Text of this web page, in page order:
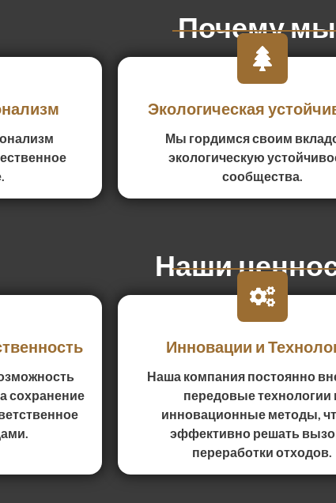
Почему
Экологическая
Мы гордимся своим
экологическую
сообщества.
Наши
сохранение
Инновации и
Наша компания постоянно
передовые технологии
инновационные методы,
эффективно решать
переработки отходов.